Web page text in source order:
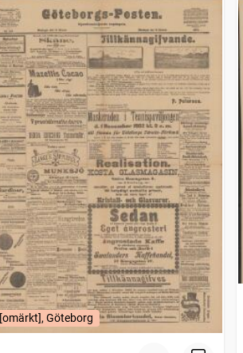
[omärkt], Göteborg